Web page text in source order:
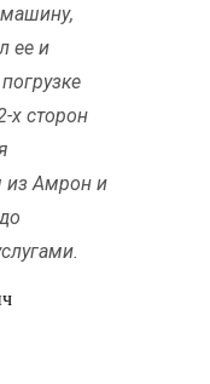
ее и
х сторон
из Амрон и